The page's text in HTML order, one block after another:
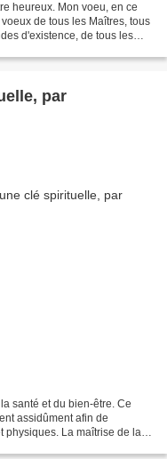
heureux. Mon voeu, en ce
de tous les Maîtres, tous
d'existence, de tous les
par
santé et du bien-être. Ce
assidûment afin de
physiques. La maîtrise de la